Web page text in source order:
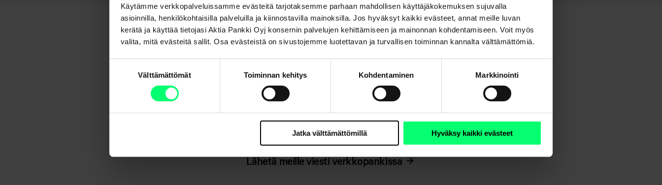
Käytämme verkkopalveluissamme evästeitä tarjotaksemme parhaan mahdollisen käyttäjäkokemuksen sujuvalla
asioinnilla, henkilökohtaisilla palveluilla ja kiinnostavilla mainoksilla. Jos hyväksyt kaikki evästeet, annat meille luvan
kerätä ja käyttää tietojasi Aktia Pankki Oyj konsernin palvelujen kehittämiseen ja mainonnan kohdentamiseen. Voit myös
valita, mitä evästeitä sallit. Osa evästeistä on sivustojemme luotettavan ja turvallisen toiminnan kannalta välttämättömiä.
Välttämättömät Toiminnan kehitys Kohdentaminen Markkinointi
Jatka välttämättömillä Hyväksy kaikki evästeet
Onko sinulla kysymyksiä
olemassaolevaan vakuutukseesi
liittyen?
Lähetä meille viesti verkkopankissa